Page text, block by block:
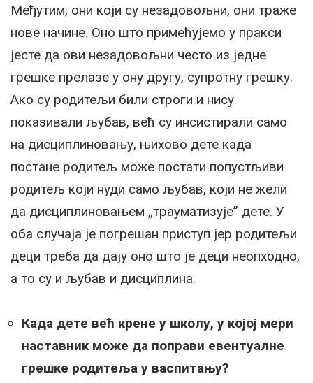
Међутим, они који су незадовољни, они траже
нове начине. Оно што примећујемо у пракси
јесте да ови незадовољни често из једне
грешке прелазе у ону другу, супротну грешку.
Ако су родитељи били строги и нису
показивали љубав, већ су инсистирали само
на дисциплиновању, њихово дете када
постане родитељ може постати попустљиви
родитељ који нуди само љубав, који не жели
да дисциплиновањем „трауматизује” дете. У
оба случаја је погрешан приступ јер родитељи
деци треба да дају оно што је деци неопходно,
а то су и љубав и дисциплина.
Када дете већ крене у школу, у којој мери
наставник може да поправи евентуалне
грешке родитеља у васпитању?